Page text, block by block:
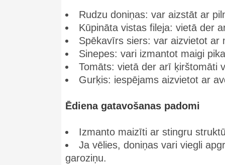
Rudzu doniņas: var aizstāt ar
Kūpināta vistas fileja: vietā der
Spēkavīrs siers: var aizvietot ar
Sinepes: vari izmantot maigi
Tomāts: vietā der arī ķirštomāti
Gurķis: iespējams aizvietot ar
Ēdiena gatavošanas padomi
Izmanto maizīti ar stingru
Ja vēlies, doniņas vari viegli
garoziņu.